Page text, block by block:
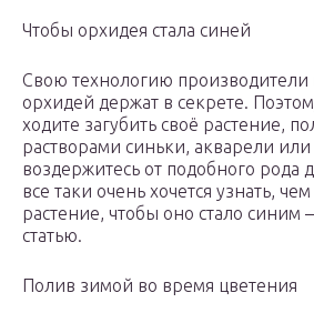
Чтобы орхидея стала синей
Свою технологию
орхидей держат в секрете.
ходите загубить своё растение,
растворами синьки, акварели
воздержитесь от подобного рода
все таки очень хочется узнать,
растение, чтобы оно стало синим
статью.
Полив зимой во время цветения